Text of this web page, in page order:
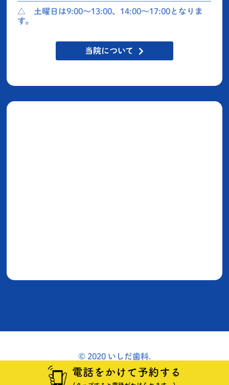
△ 土曜日は9:00〜13:00、14:00〜17:00となりま
す。
当院について
© 2020 いしだ歯科.